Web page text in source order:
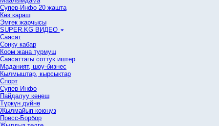
Супер-Инфо 20 жашта
Көз караш
Эмгек жарчысы
SUPER.KG ВИДЕО
Саясат
Cоңку кабар
Коом жана турмуш
Саясаттагы соттук иштер
Маданият, шоу-бизнес
Кылмыштар, кырсыктар
Спорт
Супер-Инфо
Пайдалуу кеңеш
Түркүн дүйнө
Жылмайып коюңуз
Пресс-Борбор